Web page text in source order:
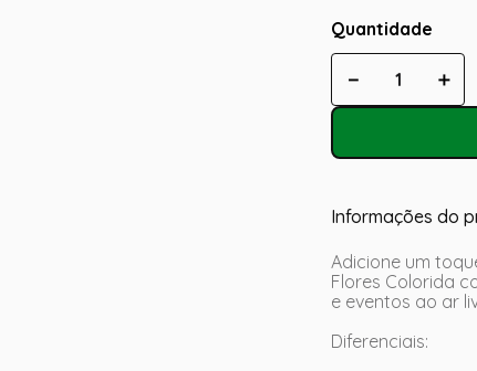
Quantidade
＋
－
Informações do
Adicione um
Flores Colorida
e eventos ao ar
Diferenciais: